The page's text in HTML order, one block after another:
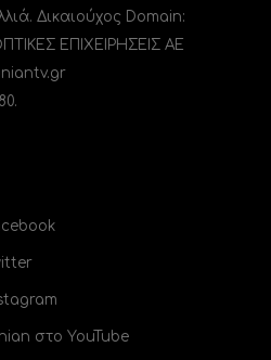
Δικαιούχος Domain:
ΕΠΙΧΕΙΡΗΣΕΙΣ ΑΕ
στο YouTube